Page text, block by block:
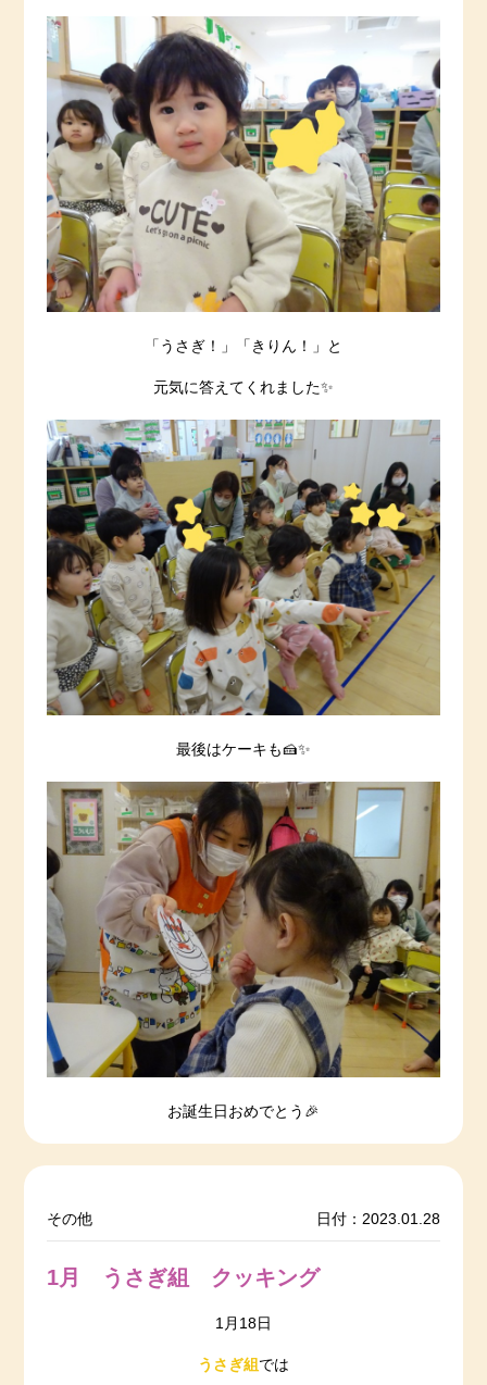
「うさぎ！」「きりん！」と
元気に答えてくれました✨
最後はケーキも🍰✨
お誕生日おめでとう🎉
その他 日付：2023.01.28
1月 うさぎ組 クッキング
1月18日
うさぎ組 では